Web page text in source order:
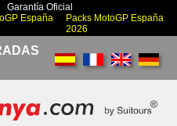
Garantía Oficial
España
Packs MotoGP España
2026